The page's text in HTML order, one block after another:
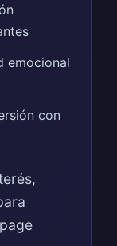
emocional
con